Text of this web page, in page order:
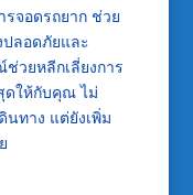
จอดรถยาก ช่วย
ปลอดภัยและ
วยหลีกเลี่ยงการ
ดให้กับคุณ ไม่
นทาง แต่ยังเพิ่ม